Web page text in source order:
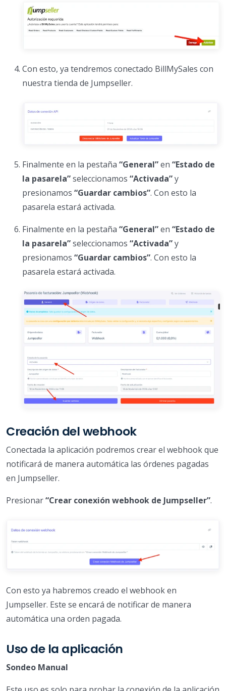
Con esto, ya tendremos conectado BillMySales con
nuestra tienda de Jumpseller.
Finalmente en la pestaña “General”en “Estado de
la pasarela”seleccionamos “Activada”y
presionamos “Guardar cambios”. Con esto la
pasarela estará activada.
Finalmente en la pestaña “General”en “Estado de
la pasarela”seleccionamos “Activada”y
presionamos “Guardar cambios”. Con esto la
pasarela estará activada.
Creación del webhook
Conectada la aplicación podremos crear el webhook que
notificará de manera automática las órdenes pagadas
en Jumpseller.
Presionar“Crear conexión webhook de Jumpseller”.
Con esto ya habremos creado el webhook en
Jumpseller. Este se encará de notificar de manera
automática una orden pagada.
Uso de la aplicación
Sondeo Manual